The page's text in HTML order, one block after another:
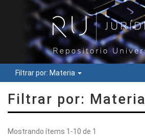
Filtrar por: Materia
Filtrar por: Materia
Mostrando ítems 1-10 de 1